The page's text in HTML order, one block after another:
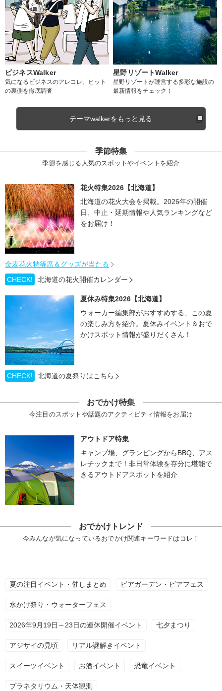
ビジネスWalker
気になるビジネスのアレコレ、ヒット
の裏側を徹底調査
星野リゾートWalker
星野リゾートが運営する多彩な施設の
最新情報をチェック！
テーマwalkerをもっと見る
季節特集
季節を感じる人気のスポットやイベントを紹介
花火特集2026【北海道】
北海道の花火大会を掲載。2026年の開催
日、中止・延期情報や人気ランキングなど
をお届け！
金麦花火特等席＆グッズが当たる
CHECK!
北海道の花火開催カレンダー
夏休み特集2026【北海道】
ウォーカー編集部がおすすめする、この夏
の楽しみ方を紹介。夏休みイベント＆おで
かけスポット情報が盛りだくさん！
CHECK! 北海道の夏祭りはこちら
おでかけ特集
今注目のスポットや話題のアクティビティ情報をお届け
アウトドア特集
キャンプ場、グランピングからBBQ、アス
レチックまで！非日常体験を存分に堪能で
きるアウトドアスポットを紹介
おでかけトレンド
今みんなが気になっているおでかけ関連キーワードはコレ！
夏の注目イベント・催しまとめ ビアガーデン・ビアフェス
水かけ祭り・ウォーターフェス
2026年9月19日～23日の連休開催イベント 七夕まつり
アジサイの見頃 リアル謎解きイベント
スイーツイベント お酒イベント 恐竜イベント
プラネタリウム・天体観測